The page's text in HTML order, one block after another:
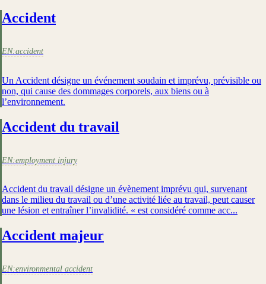
Accident
EN:accident
Un Accident désigne un événement soudain et imprévu, prévisible ou
non, qui cause des dommages corporels, aux biens ou à
l’environnement.
Accident du travail
EN:employment injury
Accident du travail désigne un évènement imprévu qui, survenant
dans le milieu du travail ou d’une activité liée au travail, peut causer
une lésion et entraîner l’invalidité. « est considéré comme acc...
Accident majeur
EN:environmental accident